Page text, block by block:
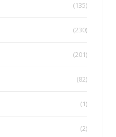
(135)
(230)
(201)
(82)
(1)
(2)